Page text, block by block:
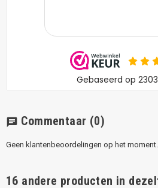
chat Commentaar (0)
Geen klantenbeoordelingen op het moment.
16 andere producten in